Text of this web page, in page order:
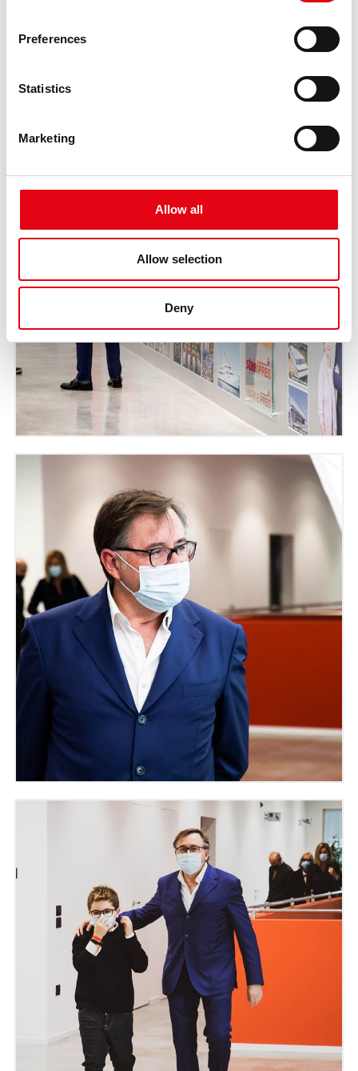
Preferences
Statistics
Marketing
Allow all
Allow selection
Deny